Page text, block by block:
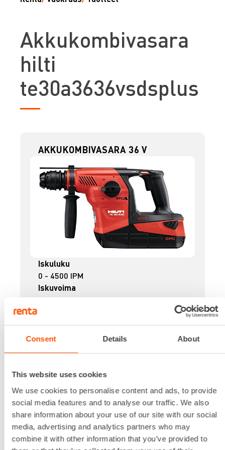
Consent Details About
This website uses cookies
We use cookies to personalise content and ads, to provide
social media features and to analyse our traffic. We also
share information about your use of our site with our social
media, advertising and analytics partners who may
combine it with other information that you’ve provided to
Akkukombivasara
hilti
te30a3636vsdsplus
AKKUKOMBIVASARA 36 V
Iskuluku
0 - 4500 IPM
Iskuvoima
3,6 J
36 V
Kiinnitys
5,1 kg
Seuraavat pv 54,52 €/ pv
Kuukausi 869,87 €/ kk
Alv 0 %